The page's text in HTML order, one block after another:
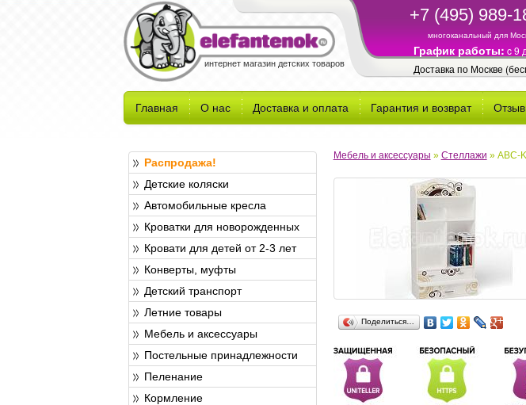
интернет магазин детских товаров
+7 (495) 989-
многоканальный для
График работы: c 9
Доставка по Москве
Главная О нас Доставка и оплата Гарантия и возврат
Распродажа!
Детские коляски
Автомобильные кресла
Кроватки для новорожденных
Кровати для детей от 2-3 лет
Конверты, муфты
Детский транспорт
Летние товары
Мебель и аксессуары
Постельные принадлежности
Пеленание
Кормление
Мебель и аксессуары » Стеллажи » ABC-
Поделиться…